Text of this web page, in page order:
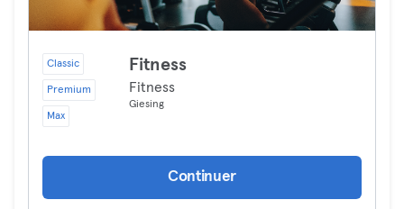
Classic
Premium
Max
Fitness
Fitness
Giesing
Continuer